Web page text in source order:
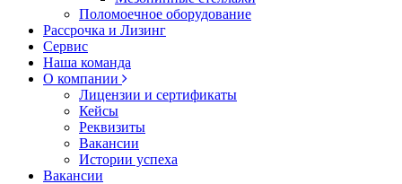
Поломоечное оборудование
Рассрочка и Лизинг
Сервис
Наша команда
О компании
Лицензии и сертификаты
Кейсы
Реквизиты
Вакансии
Истории успеха
Вакансии